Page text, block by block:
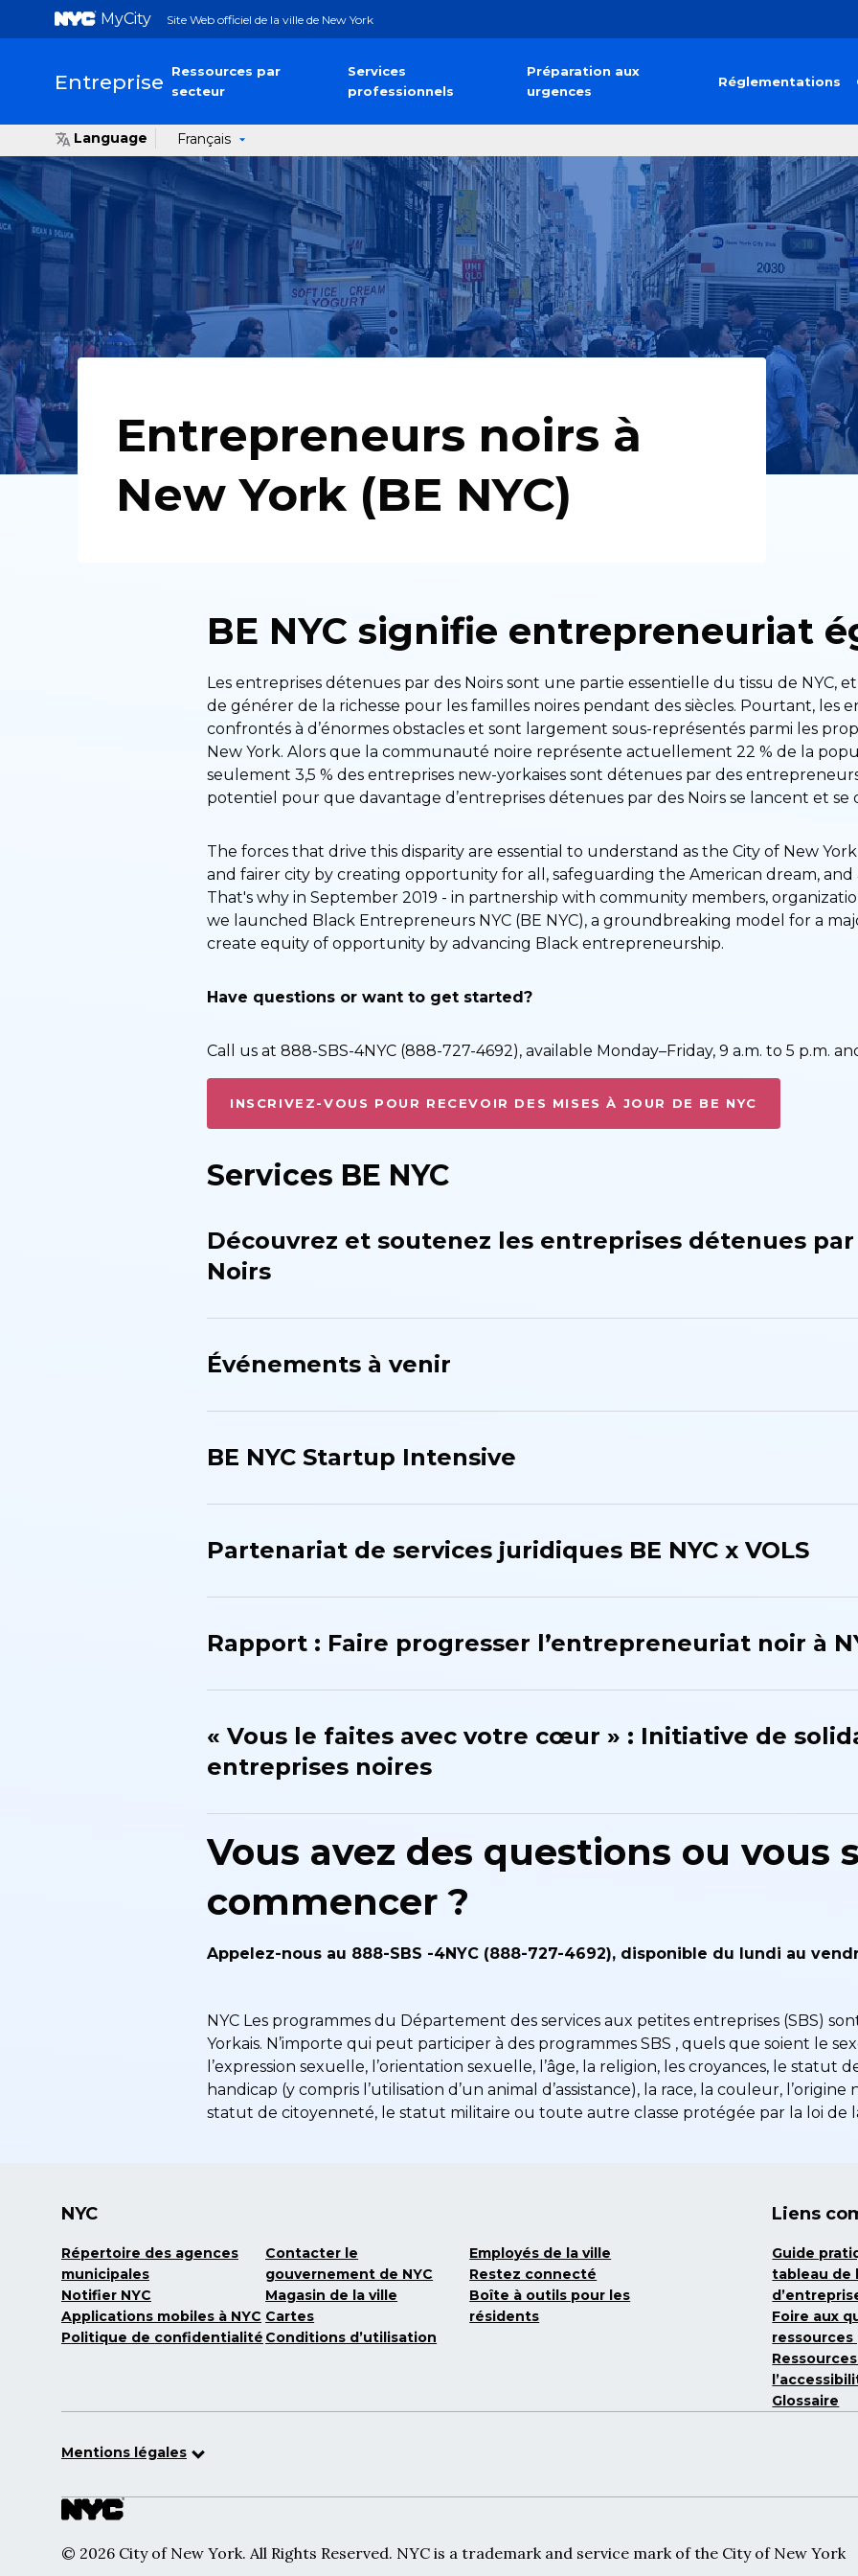
MyCity Site Web officiel de la ville de New York
Entreprise
Ressources par
secteur
Services
professionnels
Préparation aux
urgences
Réglementations
Language Français
Entrepreneurs noirs à
New York (BE NYC)
BE NYC signifie entrepreneuriat
Les entreprises détenues par des Noirs sont une partie essentielle du tissu de NYC,
de générer de la richesse pour les familles noires pendant des siècles. Pourtant, les
confrontés à d’énormes obstacles et sont largement sous-représentés parmi les
New York. Alors que la communauté noire représente actuellement 22 % de la
seulement 3,5 % des entreprises new-yorkaises sont détenues par des
potentiel pour que davantage d’entreprises détenues par des Noirs se lancent et se
The forces that drive this disparity are essential to understand as the City of New
and fairer city by creating opportunity for all, safeguarding the American dream, and
That's why in September 2019 - in partnership with community members,
we launched Black Entrepreneurs NYC (BE NYC), a groundbreaking model for a
create equity of opportunity by advancing Black entrepreneurship.
Have questions or want to get started?
Call us at 888-SBS-4NYC (888-727-4692), available Monday–Friday, 9 a.m. to 5 p.m.
INSCRIVEZ-VOUS POUR RECEVOIR DES MISES À JOUR DE BE NYC
Services BE NYC
Découvrez et soutenez les entreprises détenues
Noirs
Événements à venir
BE NYC Startup Intensive
Partenariat de services juridiques BE NYC x VOLS
Rapport : Faire progresser l’entrepreneuriat noir à
« Vous le faites avec votre cœur » : Initiative de
entreprises noires
Vous avez des questions ou vous
commencer ?
Appelez-nous au 888-SBS -4NYC (888-727-4692), disponible du lundi au
NYC Les programmes du Département des services aux petites entreprises (SBS)
Yorkais. N’importe qui peut participer à des programmes SBS , quels que soient le
l’expression sexuelle, l’orientation sexuelle, l’âge, la religion, les croyances, le statut
handicap (y compris l’utilisation d’un animal d’assistance), la race, la couleur, l’origine
statut de citoyenneté, le statut militaire ou toute autre classe protégée par la loi de
NYC
Répertoire des agences
municipales
Notifier NYC
Applications mobiles à NYC
Politique de confidentialité
Contacter le
gouvernement de NYC
Magasin de la ville
Cartes
Conditions d’utilisation
Employés de la ville
Restez connecté
Boîte à outils pour les
résidents
Liens
Guide
tableau de
Foire aux
Glossaire
Mentions légales
© 2026 City of New York. All Rights Reserved. NYC is a trademark and service mark of the City of New York